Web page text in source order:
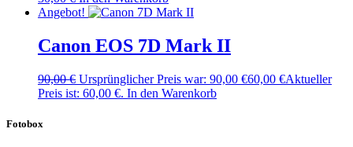
Angebot!
Canon EOS 7D Mark II
90,00€ Ursprünglicher Preis war: 90,00 €60,00 €Aktueller
Preis ist: 60,00 €. In den Warenkorb
Fotobox